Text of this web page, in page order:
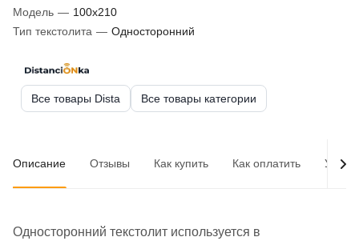
Модель — 100x210
Тип текстолита — Односторонний
Все товары Dista Все товары категории
Описание Отзывы Как купить Как оплатить
Односторонний текстолит используется в